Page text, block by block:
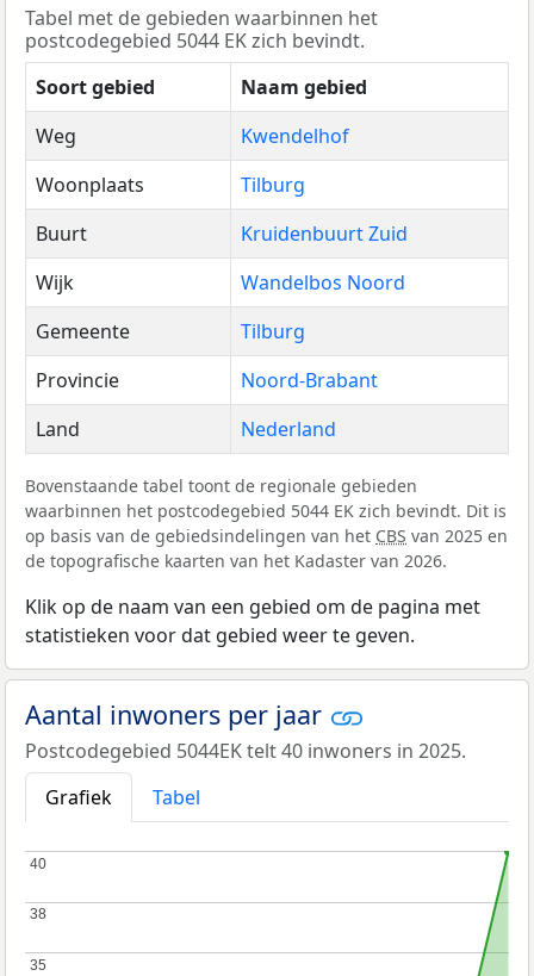
Tabel met de gebieden waarbinnen het
postcodegebied 5044 EK zich bevindt.
Soort gebied
Naam gebied
Weg
Kwendelhof
Woonplaats
Tilburg
Buurt
Kruidenbuurt Zuid
Wijk
Wandelbos Noord
Gemeente
Tilburg
Provincie
Noord-Brabant
Land
Nederland
Bovenstaande tabel toont de regionale gebieden
waarbinnen het postcodegebied 5044 EK zich bevindt. Dit is
op basis van de gebiedsindelingen van het CBS van 2025 en
de topografische kaarten van het Kadaster van 2026.
Klik op de naam van een gebied om de pagina met
statistieken voor dat gebied weer te geven.
Aantal inwoners per jaar
Postcodegebied 5044EK telt 40 inwoners in 2025.
Grafiek
Tabel
35
35
38
38
40
40